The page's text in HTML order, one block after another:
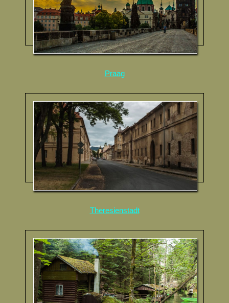
Praag
Theresienstadt